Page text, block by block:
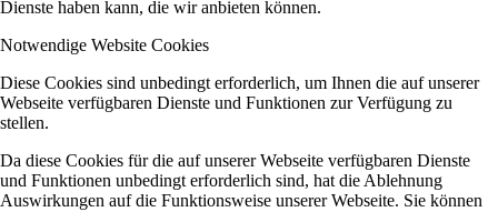
Dienste haben kann, die wir anbieten können.
Notwendige Website Cookies
Diese Cookies sind unbedingt erforderlich, um Ihnen die auf unserer
Webseite verfügbaren Dienste und Funktionen zur Verfügung zu
stellen.
Da diese Cookies für die auf unserer Webseite verfügbaren Dienste
und Funktionen unbedingt erforderlich sind, hat die Ablehnung
Auswirkungen auf die Funktionsweise unserer Webseite. Sie können